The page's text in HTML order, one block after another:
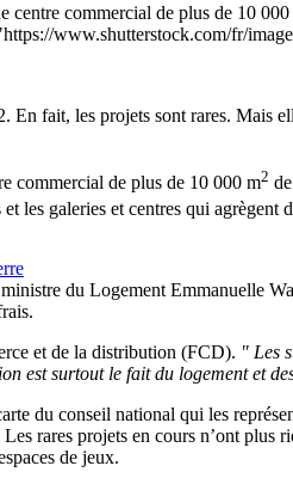
commercial de plus de 10
www.shutterstock.com/fr/
fait, les projets sont rares. Mais
commercial de plus de 10 000 m2
les galeries et centres qui agrègent
du Logement Emmanuelle
et de la distribution (FCD).
Les
est surtout le fait du logement et
du conseil national qui les
rares projets en cours n’ont plus
de jeux.